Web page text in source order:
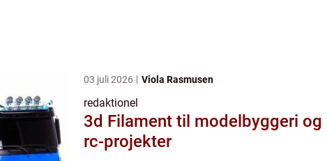
03 juli 2026 Viola Rasmusen
redaktionel
3d Filament til modelbyggeri og
rc-projekter